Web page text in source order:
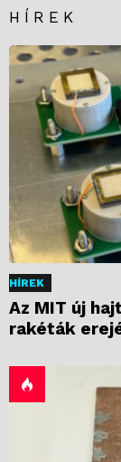
HÍREK
HÍREK
Az MIT új
rakéták